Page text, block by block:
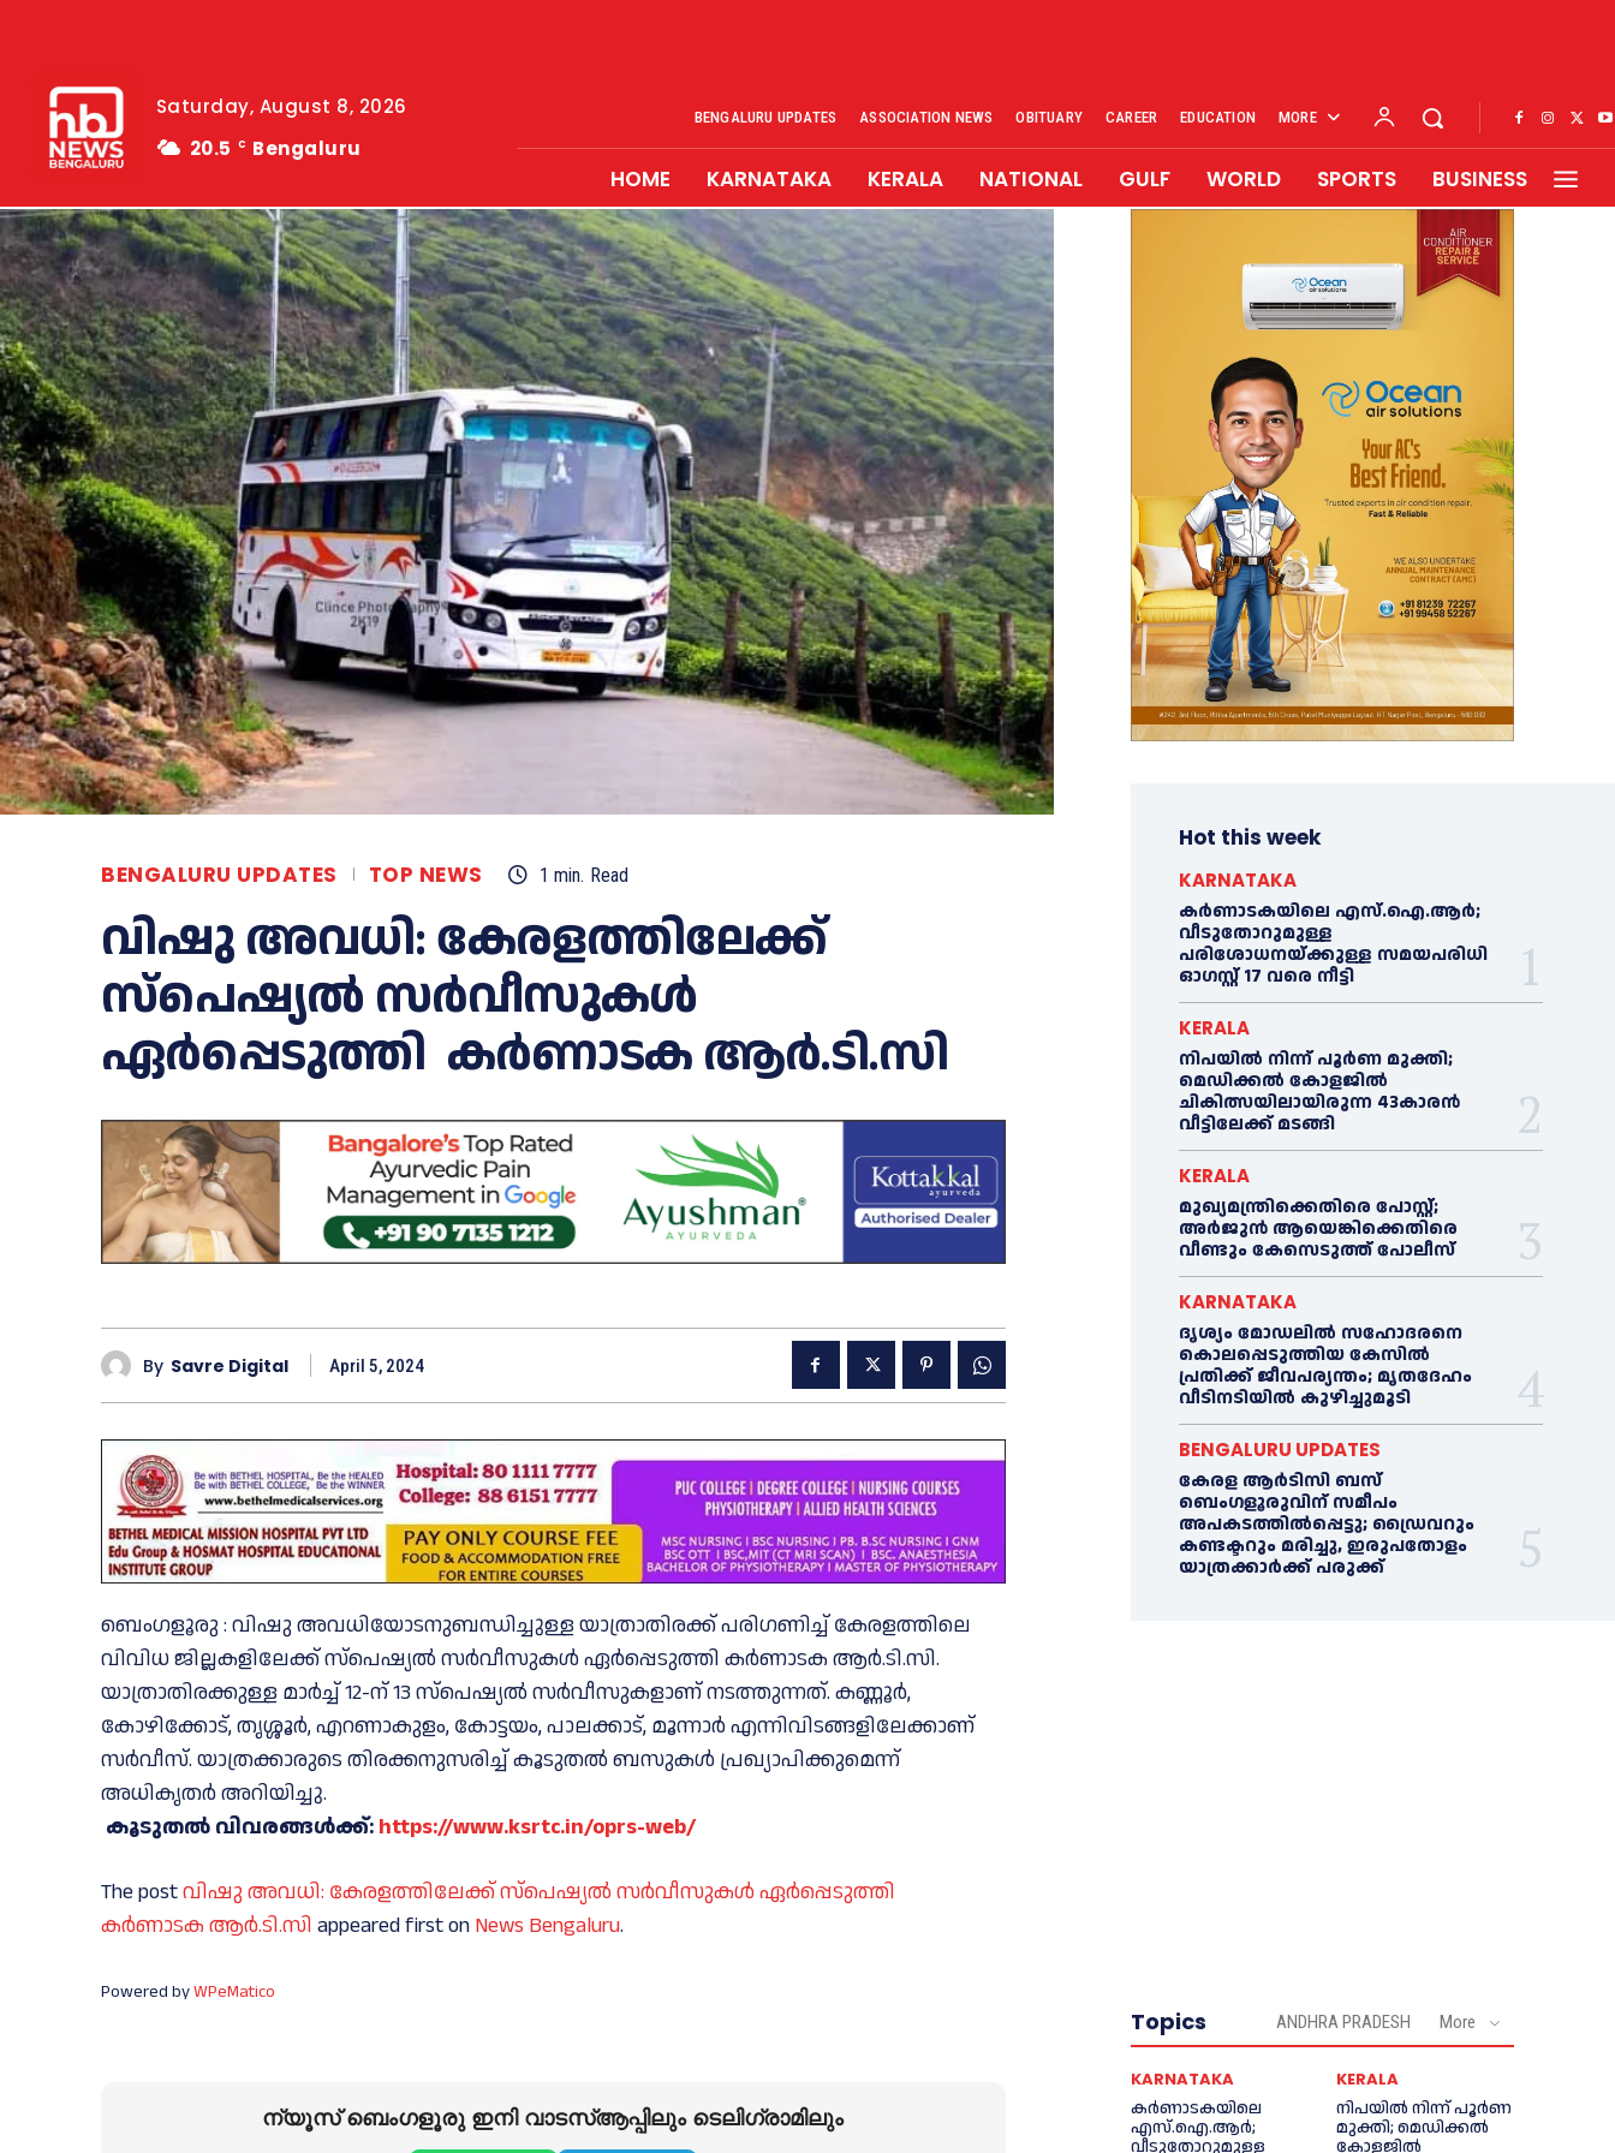
Saturday, August 8, 2026
20.5
C Bengaluru
BENGALURU UPDATES ASSOCIATION NEWS OBITUARY CAREER EDUCATION MORE
HOME KARNATAKA KERALA NATIONAL GULF WORLD SPORTS BUSINESS
BENGALURU UPDATES TOP NEWS 1 min. Read
വിഷു അവധി: കേരളത്തിലേക്ക്
സ്പെഷ്യല്‍ സര്‍വീസുകള്‍
ഏര്‍പ്പെടുത്തി കർണാടക ആർ.ടി.സി
By Savre Digital April 5, 2024
ബെംഗളൂരു : വിഷു അവധിയോടനുബന്ധിച്ചുള്ള യാത്രാതിരക്ക് പരിഗണിച്ച് കേരളത്തിലെ
വിവിധ ജില്ലകളിലേക്ക് സ്പെഷ്യല്‍ സര്‍വീസുകള്‍ ഏര്‍പ്പെടുത്തി കർണാടക ആർ.ടി.സി.
യാത്രാതിരക്കുള്ള മാര്‍ച്ച് 12-ന് 13 സ്പെഷ്യല്‍ സര്‍വീസുകളാണ് നടത്തുന്നത്. കണ്ണൂർ,
കോഴിക്കോട്, തൃശ്ശൂർ, എറണാകുളം, കോട്ടയം, പാലക്കാട്, മൂന്നാർ എന്നിവിടങ്ങളിലേക്കാണ്
സർവീസ്. യാത്രക്കാരുടെ തിരക്കനുസരിച്ച് കൂടുതൽ ബസുകൾ പ്രഖ്യാപിക്കുമെന്ന്
അധികൃതര്‍ അറിയിച്ചു.
കൂടുതല്‍ വിവരങ്ങള്‍ക്ക്: https://www.ksrtc.in/oprs-web/
The postവിഷു അവധി: കേരളത്തിലേക്ക് സ്പെഷ്യല്‍ സര്‍വീസുകള്‍ ഏര്‍പ്പെടുത്തി
കർണാടക ആർ.ടി.സി appeared first on News Bengaluru.
Powered byWPeMatico
ന്യൂസ് ബെംഗളൂരു ഇനി വാടസ്ആപ്പിലും ടെലിഗ്രാമിലും
Hot this week
KARNATAKA
കർണാടകയിലെ എസ്.ഐ.ആർ;
വീടുതോറുമുള്ള
പരിശോധനയ്ക്കുള്ള സമയപരിധി
ഓഗസ്റ്റ് 17 വരെ നീട്ടി
KERALA
നിപയില്‍ നിന്ന് പൂര്‍ണ മുക്തി;
മെഡിക്കല്‍ കോളജില്‍
ചികിത്സയിലായിരുന്ന 43കാരന്‍
വീട്ടിലേക്ക് മടങ്ങി
KERALA
മുഖ്യമന്ത്രിക്കെതിരെ പോസ്റ്റ്;
അര്‍ജുൻ ആയെങ്കിക്കെതിരെ
വീണ്ടും കേസെടുത്ത് പോലീസ്
KARNATAKA
ദൃശ്യം മോഡലിൽ സഹോദരനെ
കൊലപ്പെടുത്തിയ കേസിൽ
പ്രതിക്ക് ജീവപര്യന്തം; മൃതദേഹം
വീടിനടിയിൽ കുഴിച്ചുമൂടി
BENGALURU UPDATES
കേരള ആർടിസി ബസ്
ബെംഗളൂരുവിന് സമീപം
അപകടത്തിൽപ്പെട്ടു; ഡ്രൈവറും
കണ്ടക്ടറും മരിച്ചു, ഇരുപതോളം
യാത്രക്കാർക്ക് പരുക്ക്
Topics ANDHRA PRADESH More
KARNATAKA
കർണാടകയിലെ
എസ്.ഐ.ആർ;
വീടുതോറുമുള്ള
KERALA
നിപയില്‍ നിന്ന് പൂര്‍ണ
മുക്തി; മെഡിക്കല്‍
കോളജില്‍